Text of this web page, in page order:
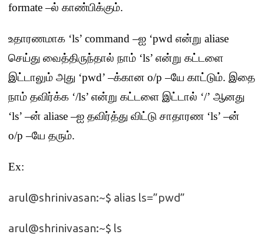
formate –ல் காண்பிக்கும்.
உதாரணமாக ‘ls’ command –ஐ ‘pwd என்று aliase
செய்து வைத்திருந்தால் நாம் ‘ls’ என்று கட்டளை
இட்டாலும் அது ‘pwd’ –க்கான o/p –யே காட்டும். இதை
நாம் தவிர்க்க ‘/ls’ என்று கட்டளை இட்டால் ‘/’ ஆனது
‘ls’ –ன் aliase –ஐ தவிர்த்து விட்டு சாதாரண ‘ls’ –ன்
o/p –யே தரும்.
Ex:
arul@shrinivasan:~$ alias ls=”pwd”
arul@shrinivasan:~$ ls